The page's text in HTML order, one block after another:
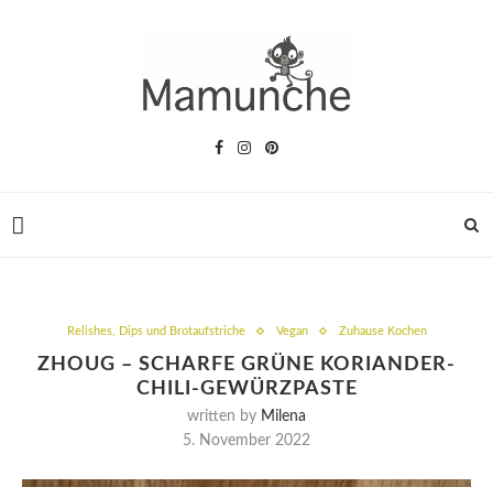
Relishes, Dips und Brotaufstriche Vegan Zuhause Kochen
ZHOUG – SCHARFE GRÜNE KORIANDER-
CHILI-GEWÜRZPASTE
written by Milena
5. November 2022